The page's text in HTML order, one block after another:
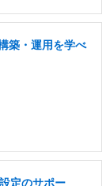
築・運用を学べ
定のサポー